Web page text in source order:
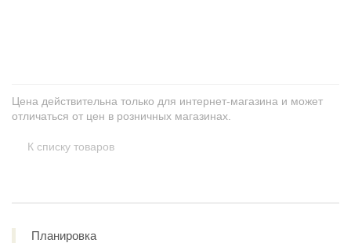
Цена действительна только для интернет-магазина и может
отличаться от цен в розничных магазинах.
К списку товаров
Планировка